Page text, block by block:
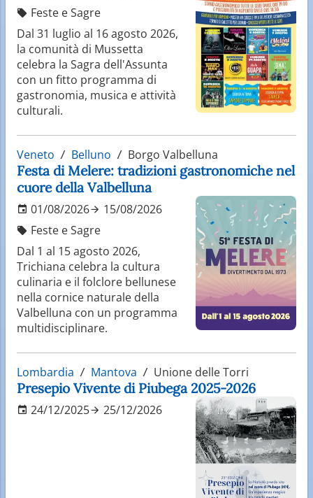
Feste e Sagre
Dal 31 luglio al 16 agosto 2026,
la comunità di Mussetta
celebra la Sagra dell'Assunta
con un fitto programma di
gastronomia, musica e attività
culturali.
Veneto Belluno Borgo Valbelluna
Festa di Melere: tradizioni gastronomiche nel
cuore della Valbelluna
01/08/2026
15/08/2026
Feste e Sagre
Dal 1 al 15 agosto 2026,
Trichiana celebra la cultura
culinaria e il folclore bellunese
nella cornice naturale della
Valbelluna con un programma
multidisciplinare.
Lombardia Mantova Unione delle Torri
Presepio Vivente di Piubega 2025-2026
24/12/2025 25/12/2026